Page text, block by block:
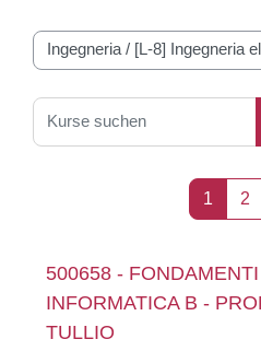
Kursbereiche
Kurse suchen
1 Seite 1
2
500658 -
INFORMATICA B -
TULLIO